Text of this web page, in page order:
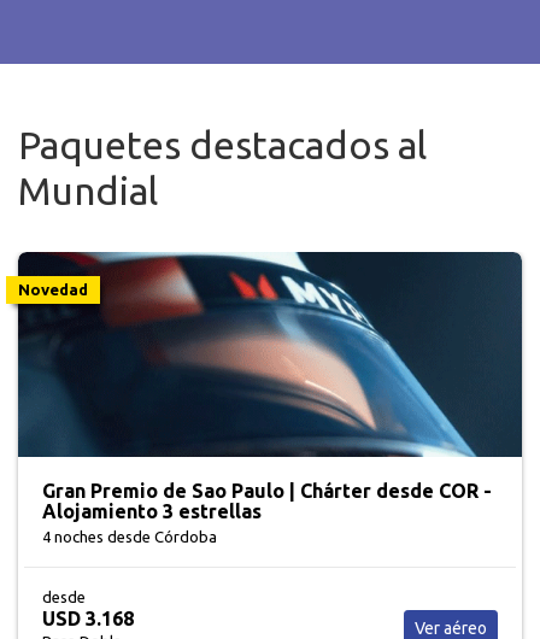
Paquetes destacados al
Mundial
Novedad
Gran Premio de Sao Paulo | Chárter desde COR -
Alojamiento 3 estrellas
4 noches desde Córdoba
desde
USD 3.168 Ver aéreo